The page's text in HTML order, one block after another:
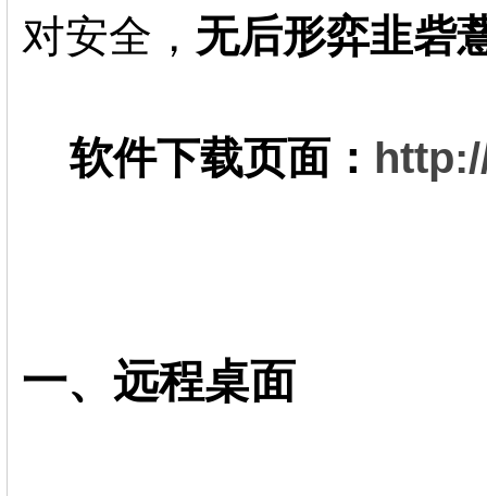
对安全， 无后形弈韭砦
软件下载页面：
一、远程桌面